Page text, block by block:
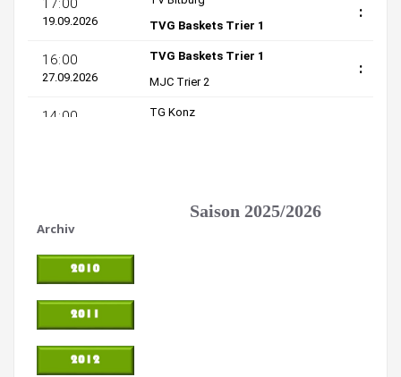
Saison 2025/2026
Archiv